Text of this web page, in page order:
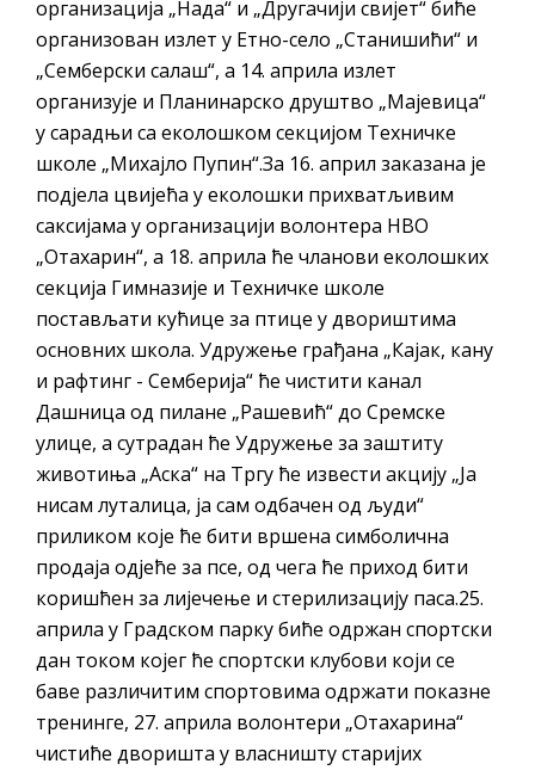
организација „Нада“ и „Другачији свијет“ биће
организован излет у Етно-село „Станишићи“ и
„Семберски салаш“, а 14. априла излет
организује и Планинарско друштво „Мајевица“
у сарадњи са еколошком секцијом Техничке
школе „Михајло Пупин“.За 16. април заказана је
подјела цвијећа у еколошки прихватљивим
саксијама у организацији волонтера НВО
„Отахарин“, а 18. априла ће чланови еколошких
секција Гимназије и Техничке школе
постављати кућице за птице у двориштима
основних школа. Удружење грађана „Кајак, кану
и рафтинг - Семберија“ ће чистити канал
Дашница од пилане „Рашевић“ до Сремске
улице, а сутрадан ће Удружење за заштиту
животиња „Аска“ на Тргу ће извести акцију „Ја
нисам луталица, ја сам одбачен од људи“
приликом које ће бити вршена симболична
продаја одјеће за псе, од чега ће приход бити
коришћен за лијечење и стерилизацију паса.25.
априла у Градском парку биће одржан спортски
дан током којег ће спортски клубови који се
баве различитим спортовима одржати показне
тренинге, 27. априла волонтери „Отахарина“
чистиће дворишта у власништу старијих